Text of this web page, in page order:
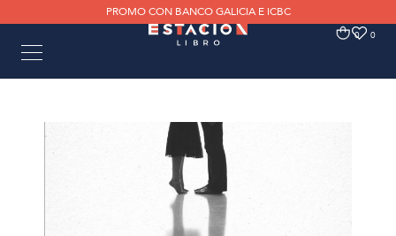
PROMO CON BANCO GALICIA E ICBC
0 0